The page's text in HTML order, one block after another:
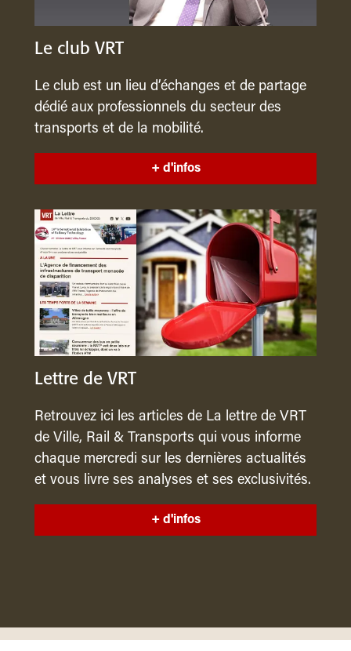
Le club VRT
Le club est un lieu d’échanges et de partage
dédié aux professionnels du secteur des
transports et de la mobilité.
+ d'infos
Lettre de VRT
Retrouvez ici les articles de La lettre de VRT
de Ville, Rail & Transports qui vous informe
chaque mercredi sur les dernières actualités
et vous livre ses analyses et ses exclusivités.
+ d'infos